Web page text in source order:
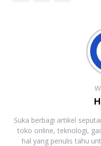
Suka berbagi artikel
toko online, teknologi,
hal yang penulis tahu